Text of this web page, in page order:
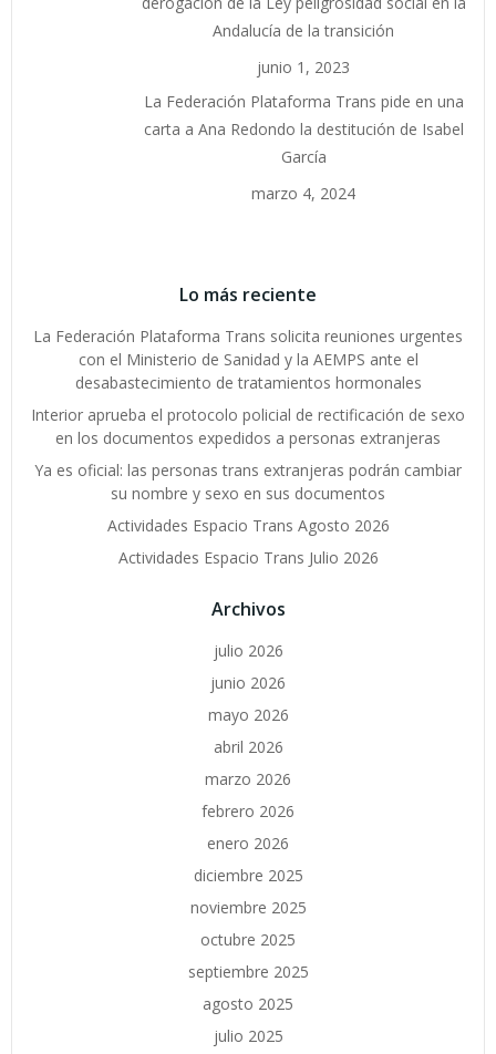
Andalucía de la transición
junio 1, 2023
La Federación Plataforma Trans pide en una
carta a Ana Redondo la destitución de Isabel
García
marzo 4, 2024
Lo más reciente
La Federación Plataforma Trans solicita reuniones urgentes
con el Ministerio de Sanidad y la AEMPS ante el
desabastecimiento de tratamientos hormonales
Interior aprueba el protocolo policial de rectificación de sexo
en los documentos expedidos a personas extranjeras
Ya es oficial: las personas trans extranjeras podrán cambiar
su nombre y sexo en sus documentos
Actividades Espacio Trans Agosto 2026
Actividades Espacio Trans Julio 2026
Archivos
julio 2026
junio 2026
mayo 2026
abril 2026
marzo 2026
febrero 2026
enero 2026
diciembre 2025
noviembre 2025
octubre 2025
septiembre 2025
agosto 2025
julio 2025